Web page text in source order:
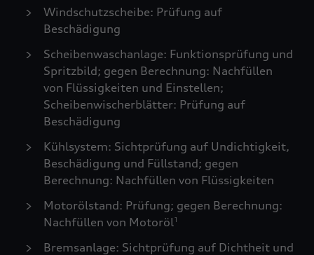
Windschutzscheibe: Prüfung auf
Beschädigung
Scheibenwaschanlage: Funktionsprüfung und
Spritzbild; gegen Berechnung: Nachfüllen
von Flüssigkeiten und Einstellen;
Scheibenwischerblätter: Prüfung auf
Beschädigung
Kühlsystem: Sichtprüfung auf Undichtigkeit,
Beschädigung und Füllstand; gegen
Berechnung: Nachfüllen von Flüssigkeiten
Motorölstand: Prüfung; gegen Berechnung:
Nachfüllen von Motoröl1
Bremsanlage: Sichtprüfung auf Dichtheit und